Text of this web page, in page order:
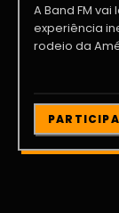
A Band FM
experiência